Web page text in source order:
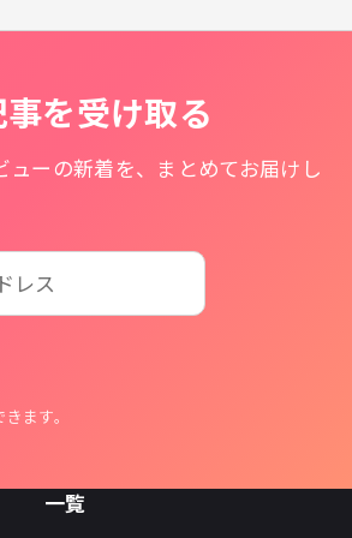
を受け取る
ーの新着を、まとめてお届けし
ます。
一覧